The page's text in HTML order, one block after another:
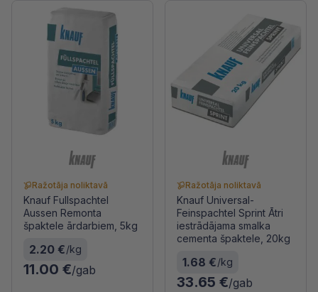
Ražotāja noliktavā
Knauf Fullspachtel
Aussen Remonta
špaktele ārdarbiem, 5kg
2.20 €/kg
11.00 €/gab
Ražotāja noliktavā
Knauf Universal-
Feinspachtel Sprint Ātri
iestrādājama smalka
cementa špaktele, 20kg
1.68 €/kg
33.65 €/gab